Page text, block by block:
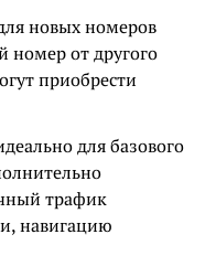
новых номеров
номер от другого
приобрести
для базового
трафик
навигацию